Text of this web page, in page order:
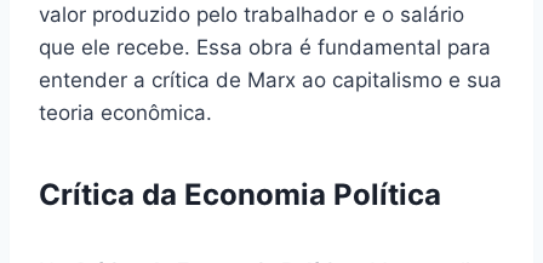
valor produzido pelo trabalhador e o salário
que ele recebe. Essa obra é fundamental para
entender a crítica de Marx ao capitalismo e sua
teoria econômica.
Crítica da Economia Política